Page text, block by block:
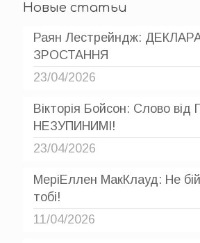
Новые статьи
Раян Лестрейндж:
ЗРОСТАННЯ
23/04/2026
Вікторія Бойсон: Слово від
НЕЗУПИНИМІ!
23/04/2026
МеріЕллен МакКлауд: Не
тобі!
11/04/2026